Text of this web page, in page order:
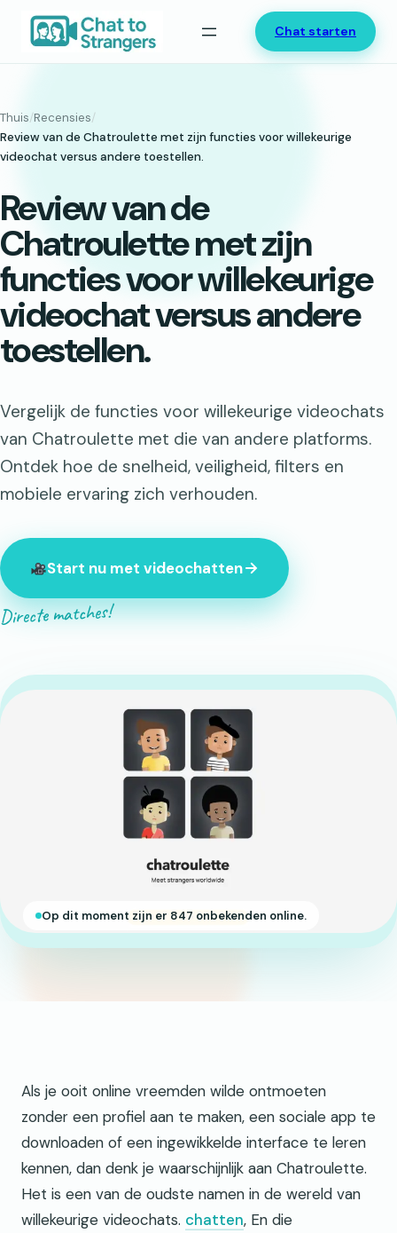
Chat starten
Thuis/Recensies/
Review van de Chatroulette met zijn functies voor willekeurige
videochat versus andere toestellen.
Review van de
Chatroulette met zijn
functies voor willekeurige
videochat versus andere
toestellen.
Vergelijk de functies voor willekeurige videochats
van Chatroulette met die van andere platforms.
Ontdek hoe de snelheid, veiligheid, filters en
mobiele ervaring zich verhouden.
Start nu met videochatten
Directe matches!
Op dit moment zijn er 847 onbekenden online.
Als je ooit online vreemden wilde ontmoeten
zonder een profiel aan te maken, een sociale app te
downloaden of een ingewikkelde interface te leren
kennen, dan denk je waarschijnlijk aan Chatroulette.
Het is een van de oudste namen in de wereld van
willekeurige videochats. chatten, En die